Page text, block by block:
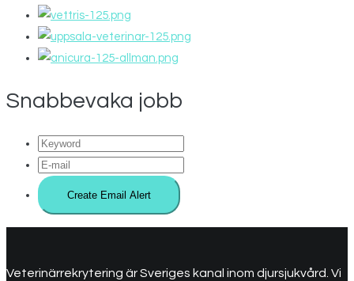
Snabbevaka jobb
Veterinärrekrytering är Sveriges kanal inom djursjukvård. Vi